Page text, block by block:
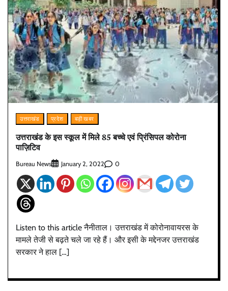
उत्तराखंड प्रदेश बड़ी खबर
उत्तराखंड के इस स्कूल में मिले 85 बच्चे एवं प्रिंसिपल कोरोना
पाज़िटिव
Bureau News January 2, 2022 0
Listen to this article नैनीताल। उत्तराखंड में कोरोनावायरस के
मामले तेजी से बढ़ते चले जा रहे हैं। और इसी के मद्देनजर उत्तराखंड
सरकार ने हाल […]